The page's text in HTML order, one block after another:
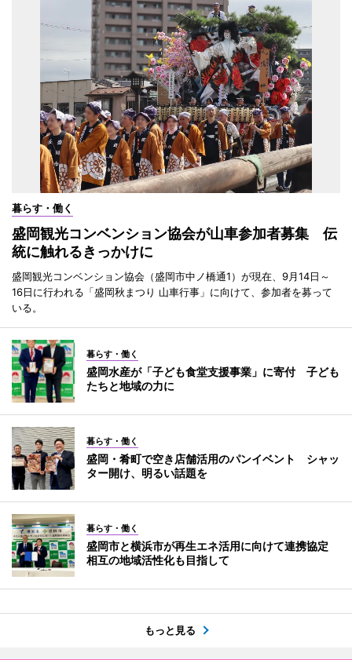
暮らす・働く
盛岡観光コンベンション協会が山車参加者募集 伝
統に触れるきっかけに
盛岡観光コンベンション協会（盛岡市中ノ橋通1）が現在、9月14日～
16日に行われる「盛岡秋まつり 山車行事」に向けて、参加者を募って
いる。
暮らす・働く
盛岡水産が「子ども食堂支援事業」に寄付 子ども
たちと地域の力に
暮らす・働く
盛岡・肴町で空き店舗活用のパンイベント シャッ
ター開け、明るい話題を
暮らす・働く
盛岡市と横浜市が再生エネ活用に向けて連携協定
相互の地域活性化も目指して
もっと見る